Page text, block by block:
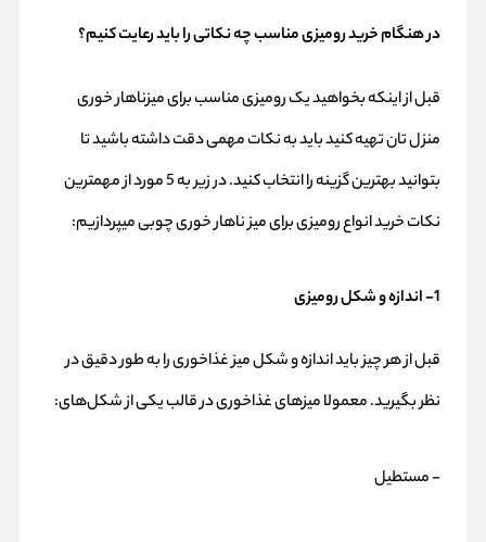
در هنگام خرید رومیزی مناسب چه نکاتی را باید رعایت کنیم؟
قبل از اینکه بخواهید یک رومیزی مناسب برای میزناهار خوری
منزل تان تهیه کنید باید به نکات مهمی دقت داشته باشید تا
بتوانید بهترین گزینه را انتخاب کنید. در زیر به 5 مورد از مهمترین
نکات خرید انواع رومیزی برای میز ناهار خوری چوبی میپردازیم:
1- اندازه و شکل رومیزی
قبل از هر چیز باید اندازه و شکل میز غذاخوری را به طور دقیق در
نظر بگیرید. معمولا میزهای غذاخوری در قالب یکی از شکل‌های:
- مستطیل